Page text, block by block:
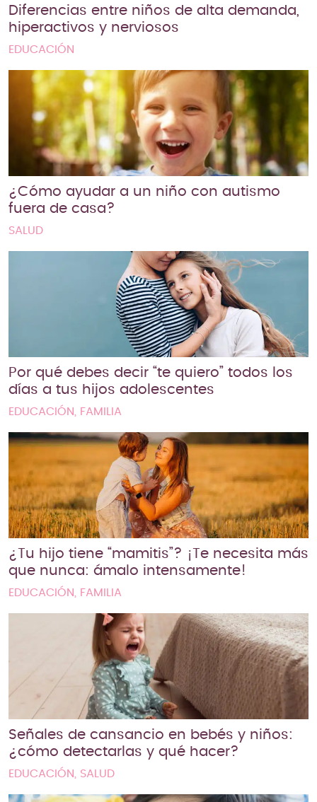
Diferencias entre niños de alta demanda,
hiperactivos y nerviosos
EDUCACIÓN
¿Cómo ayudar a un niño con autismo
fuera de casa?
SALUD
Por qué debes decir “te quiero” todos los
días a tus hijos adolescentes
EDUCACIÓN, FAMILIA
¿Tu hijo tiene “mamitis”? ¡Te necesita más
que nunca: ámalo intensamente!
EDUCACIÓN, FAMILIA
Señales de cansancio en bebés y niños:
¿cómo detectarlas y qué hacer?
EDUCACIÓN, SALUD